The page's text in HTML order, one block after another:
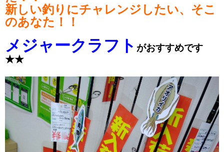
新しい釣りにチャレンジしたい、そこ
のあなた！！
メジャークラフト がおすすめです
★★